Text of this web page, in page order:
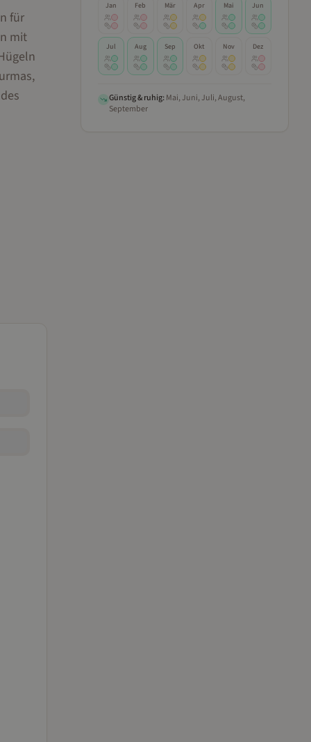
für
mit
Jan Feb Mär Apr Mai Jun
Jul Aug Sep Okt Nov Dez
Günstig & ruhig:Mai, Juni, Juli, August,
September